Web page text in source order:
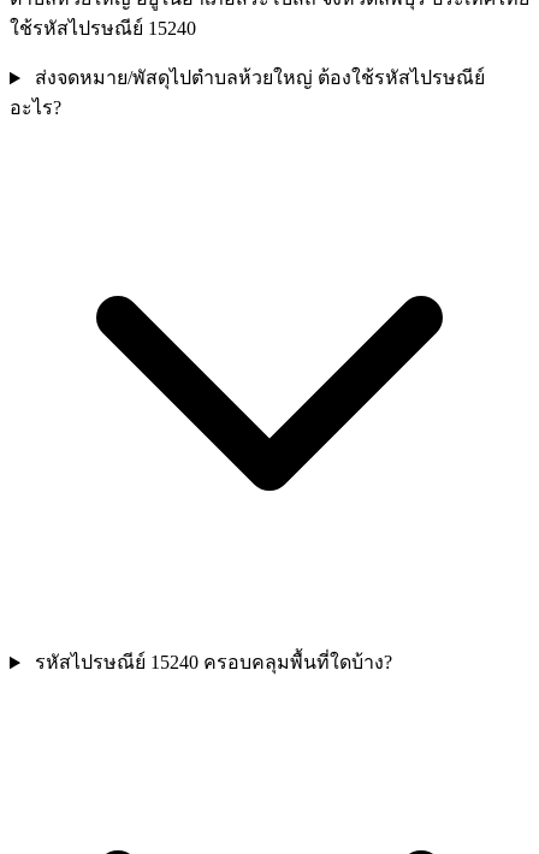
ใช้รหัสไปรษณีย์ 15240
ส่งจดหมาย/พัสดุไปตำบลห้วยใหญ่ ต้องใช้รหัสไปรษณีย์
อะไร?
รหัสไปรษณีย์ 15240 ครอบคลุมพื้นที่ใดบ้าง?